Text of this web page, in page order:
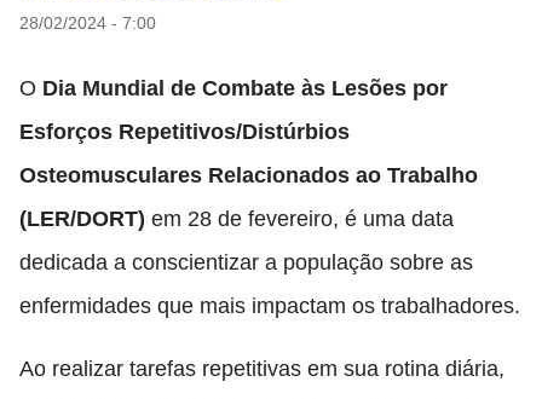
28/02/2024 - 7:00
O Dia Mundial de Combate às Lesões por
Esforços Repetitivos/Distúrbios
Osteomusculares Relacionados ao Trabalho
(LER/DORT) em 28 de fevereiro, é uma data
dedicada a conscientizar a população sobre as
enfermidades que mais impactam os trabalhadores.
Ao realizar tarefas repetitivas em sua rotina diária,